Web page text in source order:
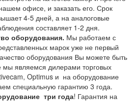
офисе, и заказать его. Срок
4-5 дней, а на аналоговые
составляет 1-2 дня.
оборудования. Мы работаем с
марок уже не первый
оборудования Вы можете быть
мы являемся дилерами торговых
Optimus и на оборудование
специальную гарантию 3 года.
три года! Гарантия на